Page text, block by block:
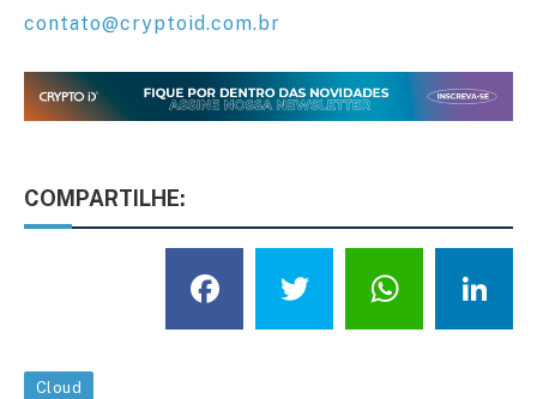
contato@cryptoid.com.br
COMPARTILHE:
Facebook
Twitter
Cloud